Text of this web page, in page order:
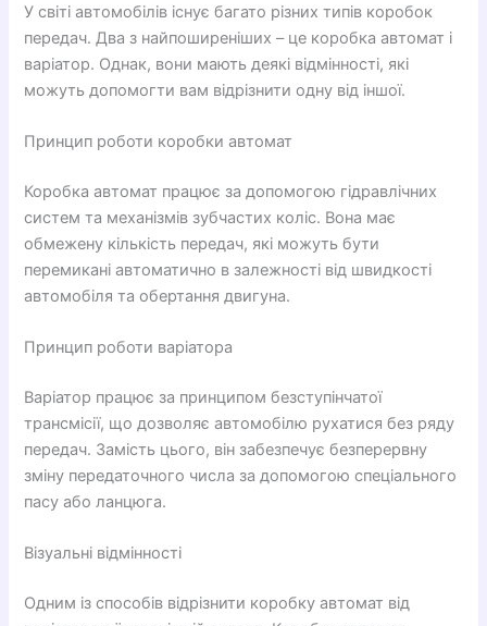
У світі автомобілів існує багато різних типів коробок
передач. Два з найпоширеніших – це коробка автомат і
варіатор. Однак, вони мають деякі відмінності, які
можуть допомогти вам відрізнити одну від іншої.
Принцип роботи коробки автомат
Коробка автомат працює за допомогою гідравлічних
систем та механізмів зубчастих коліс. Вона має
обмежену кількість передач, які можуть бути
перемикані автоматично в залежності від швидкості
автомобіля та обертання двигуна.
Принцип роботи варіатора
Варіатор працює за принципом безступінчатої
трансмісії, що дозволяє автомобілю рухатися без ряду
передач. Замість цього, він забезпечує безперервну
зміну передаточного числа за допомогою спеціального
пасу або ланцюга.
Візуальні відмінності
Одним із способів відрізнити коробку автомат від